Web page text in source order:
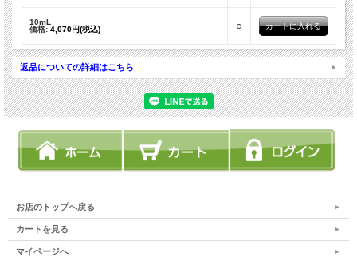
10mL
価格: 4,070円(税込) ○
返品についての詳細はこちら
お店のトップへ戻る
カートを見る
マイページへ